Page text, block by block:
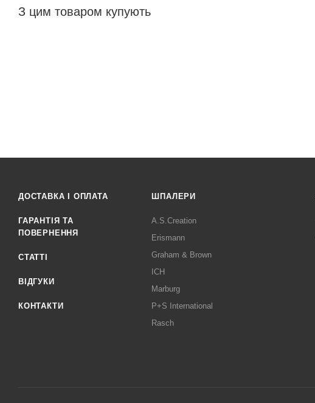
З цим товаром купують
ДОСТАВКА І ОПЛАТА
ГАРАНТІЯ ТА
ПОВЕРНЕННЯ
СТАТТІ
ВІДГУКИ
КОНТАКТИ
ШПАЛЕРИ
A.S.Creation
Erismann
Graham & Brown
ICH
Marburg
P+S International
Rasch